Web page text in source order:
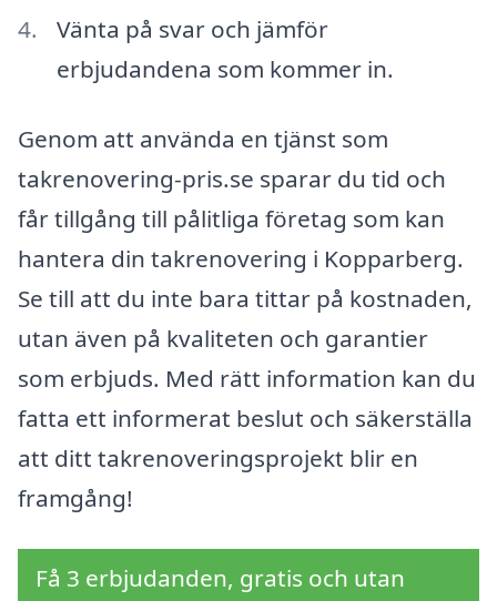
Vänta på svar och jämför
erbjudandena som kommer in.
Genom att använda en tjänst som
takrenovering-pris.se sparar du tid och
får tillgång till pålitliga företag som kan
hantera din takrenovering i Kopparberg.
Se till att du inte bara tittar på kostnaden,
utan även på kvaliteten och garantier
som erbjuds. Med rätt information kan du
fatta ett informerat beslut och säkerställa
att ditt takrenoveringsprojekt blir en
framgång!
Få 3 erbjudanden, gratis och utan